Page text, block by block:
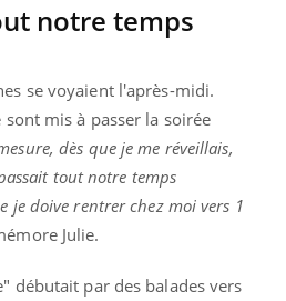
notre temps
se voyaient l'après-midi.
mis à passer la soirée
dès que je me réveillais,
tout notre temps
je doive rentrer chez moi vers 1
Julie.
débutait par des balades vers